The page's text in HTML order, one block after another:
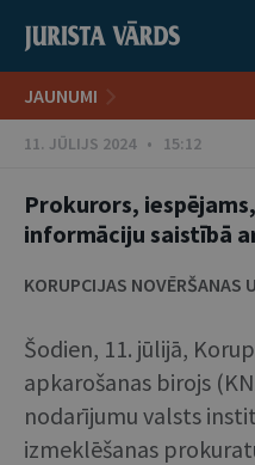
JAUNUMI
11. JŪLIJS 2024 • 15:12
Prokurors,
informāciju saistībā
KORUPCIJAS NOVĒRŠANAS
Šodien, 11. jūlijā,
apkarošanas birojs
nodarījumu valsts
izmeklēšanas